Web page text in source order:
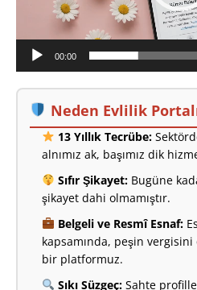
00:00
Neden Evlilik
13 Yıllık Tecrübe:
alnımız ak, başımız dik
Sıfır Şikayet:Bugüne
şikayet dahi olmamıştır.
Belgeli ve Resmî Esnaf:
kapsamında, peşin
bir platformuz.
Sıkı Süzgeç:Sahte